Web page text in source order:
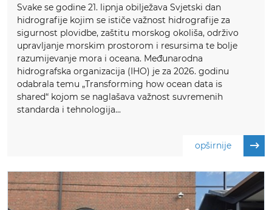
Svake se godine 21. lipnja obilježava Svjetski dan
hidrografije kojim se ističe važnost hidrografije za
sigurnost plovidbe, zaštitu morskog okoliša, održivo
upravljanje morskim prostorom i resursima te bolje
razumijevanje mora i oceana. Međunarodna
hidrografska organizacija (IHO) je za 2026. godinu
odabrala temu „Transforming how ocean data is
shared“ kojom se naglašava važnost suvremenih
standarda i tehnologija...
opširnije